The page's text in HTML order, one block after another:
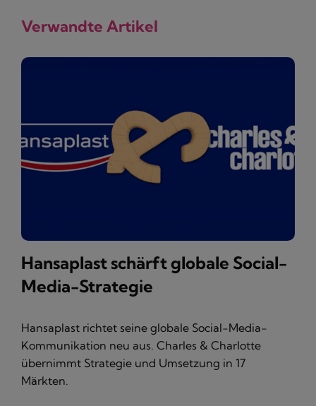
Verwandte Artikel
Hansaplast schärft globale Social-
Media-Strategie
Hansaplast richtet seine globale Social-Media-
Kommunikation neu aus. Charles & Charlotte
übernimmt Strategie und Umsetzung in 17
Märkten.